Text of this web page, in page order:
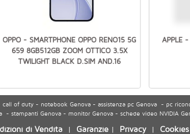
OPPO - SMARTPHONE OPPO RENO15 5G
659 8GB512GB ZOOM OTTICO 3.5X
TWILIGHT BLACK D.SIM AND.16
APPLE -
of duty - notebook Genova - assistenza pc Genova - pc
- stampanti Genova - monitor Genova - schede video NVIDIA
di Vendita | Garanzie | Privacy| Cookies